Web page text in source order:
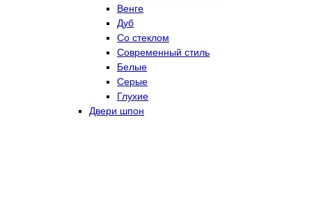
Венге
Дуб
Со стеклом
Современный стиль
Белые
Серые
Глухие
Двери шпон